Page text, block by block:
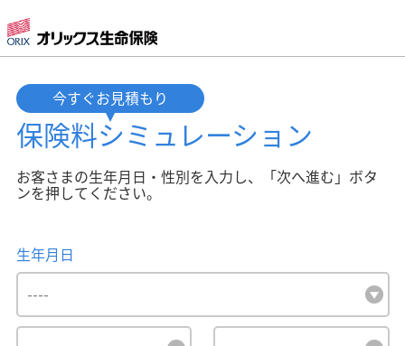
今すぐお見積もり
保険料シミュレーション
お客さまの生年月日・性別を入力し、「次へ進む」ボタ
ンを押してください。
生年月日